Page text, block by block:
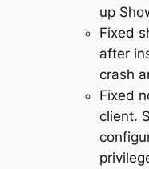
up
Fixed
after
crash
Fixed
client.